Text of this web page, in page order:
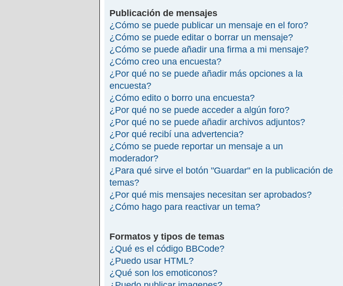
Publicación de mensajes
¿Cómo se puede publicar un mensaje en el foro?
¿Cómo se puede editar o borrar un mensaje?
¿Cómo se puede añadir una firma a mi mensaje?
¿Cómo creo una encuesta?
¿Por qué no se puede añadir más opciones a la
encuesta?
¿Cómo edito o borro una encuesta?
¿Por qué no se puede acceder a algún foro?
¿Por qué no se puede añadir archivos adjuntos?
¿Por qué recibí una advertencia?
¿Cómo se puede reportar un mensaje a un
moderador?
¿Para qué sirve el botón "Guardar" en la publicación de
temas?
¿Por qué mis mensajes necesitan ser aprobados?
¿Cómo hago para reactivar un tema?
Formatos y tipos de temas
¿Qué es el código BBCode?
¿Puedo usar HTML?
¿Qué son los emoticonos?